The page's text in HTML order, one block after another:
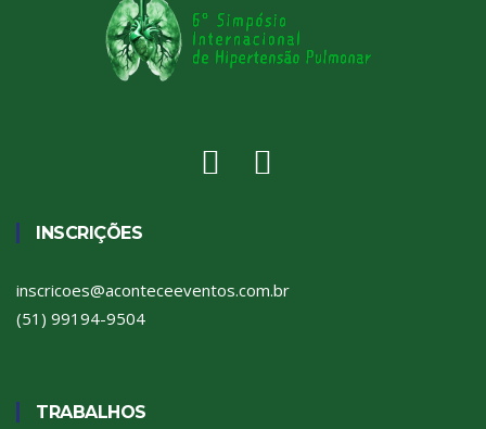
INSCRIÇÕES
inscricoes@aconteceeventos.com.br
(51) 99194-9504
TRABALHOS